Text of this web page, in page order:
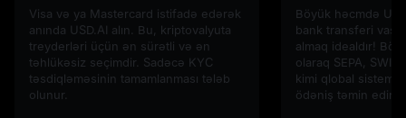
Visa və ya Mastercard istifadə edərək
anında USD.AI alın. Bu, kriptovalyuta
treyderləri üçün ən sürətli və ən
təhlükəsiz seçimdir. Sadəcə KYC
təsdiqləməsinin tamamlanması tələb
olunur.
Böyük həcmdə
bank transferi
almaq idealdır!
olaraq SEPA,
kimi qlobal
ödəniş təmin edir.